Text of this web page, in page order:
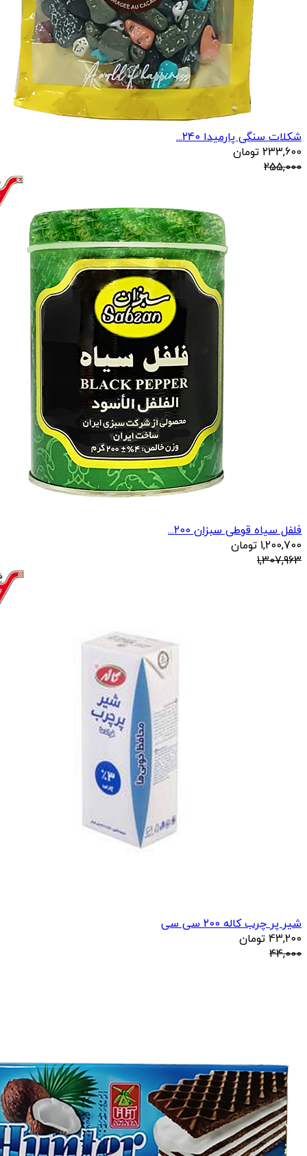
شکلات سنگی پارمیدا 240...
233,600 تومان
255,000
فلفل سیاه قوطی سبزان 200...
1,200,700 تومان
1,307,963
شیر پر چرب کاله 200 سی سی
43,200 تومان
44,000